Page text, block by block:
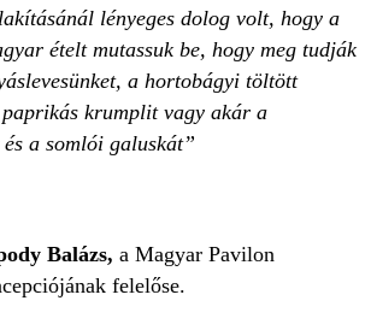
lényeges dolog volt, hogy a
ételt mutassuk be, hogy meg tudják
a hortobágyi töltött
krumplit vagy akár a
a somlói galuskát
Balázs, a Magyar Pavilon
felelőse.